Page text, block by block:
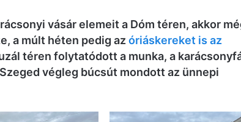
vásár elemeit a Dóm téren, akkor
a múlt héten pedig az óriáskereket is az
téren folytatódott a munka, a
végleg búcsút mondott az ünnepi